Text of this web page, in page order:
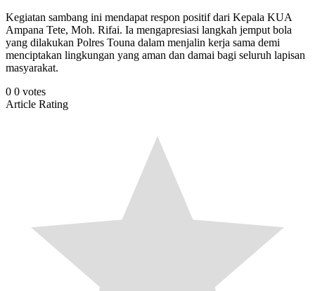
Kegiatan sambang ini mendapat respon positif dari Kepala KUA
Ampana Tete, Moh. Rifai. Ia mengapresiasi langkah jemput bola
yang dilakukan Polres Touna dalam menjalin kerja sama demi
menciptakan lingkungan yang aman dan damai bagi seluruh lapisan
masyarakat.
0 0 votes
Article Rating